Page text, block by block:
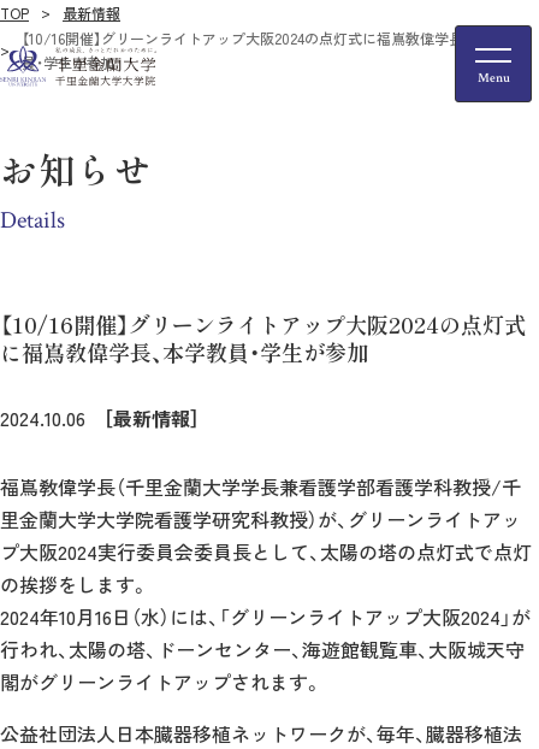
TOP
最新情報
【10/16開催】グリーンライトアップ大阪2024の点灯式に福嶌敎偉学長、本学教
員・学生が参加
お知らせ
Details
【10/16開催】グリーンライトアップ大阪2024の点灯式
に福嶌敎偉学長、本学教員・学生が参加
2024.10.06 ［最新情報］
福嶌敎偉学長（千里金蘭大学学長兼看護学部看護学科教授/千
里金蘭大学大学院看護学研究科教授）が、グリーンライトアッ
プ大阪2024実行委員会委員長として、太陽の塔の点灯式で点灯
の挨拶をします。
2024年10月16日（水）には、「グリーンライトアップ大阪2024」が
行われ、太陽の塔、ドーンセンター、海遊館観覧車、大阪城天守
閣がグリーンライトアップされます。
公益社団法人日本臓器移植ネットワークが、毎年、臓器移植法